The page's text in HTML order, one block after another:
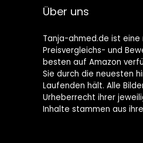
Über uns
Tanja-ahmed.de ist
Preisvergleichs- und
besten auf Amazon
Sie durch die neuesten
Laufenden hält. Alle
Urheberrecht ihrer
Inhalte stammen aus